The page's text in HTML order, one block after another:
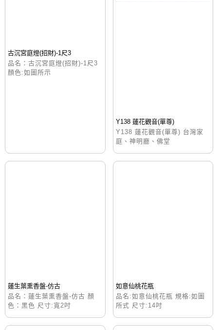
古沉宮庭燈(招財)-1尺3
品名：古沉宮庭燈(招財)-1尺3
顏色:如圖所示
Y138 蓮花觀音(單尊)
Y138 蓮花觀音(單尊) 台灣家
庭、神明廳、佛堂
蓮生葉熏香盤-仿古
品名：蓮生葉熏香盤-仿古 顏
色：黑色 尺寸:寬2吋
如意仙桃花瓶
品名:如意仙桃花瓶 規格:如圖
所式 尺寸:14吋